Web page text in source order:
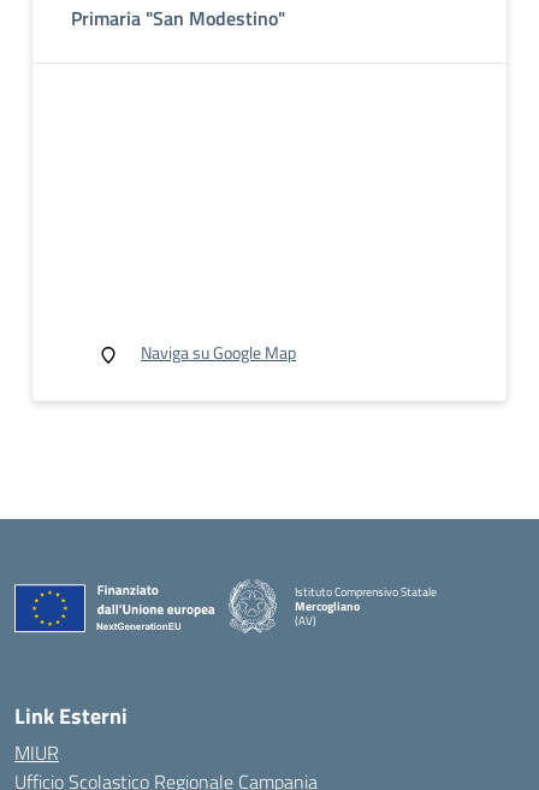
Primaria "San Modestino"
Naviga su Google Map
Istituto Comprensivo Statale
Mercogliano
(AV)
Link Esterni
MIUR
Ufficio Scolastico Regionale Campania